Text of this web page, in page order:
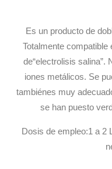
Es un producto de
Totalmente compatible
de“electrolisis salina”.
iones metálicos. Se
tambiénes muy
se han puesto
Dosis de empleo:1 a 2